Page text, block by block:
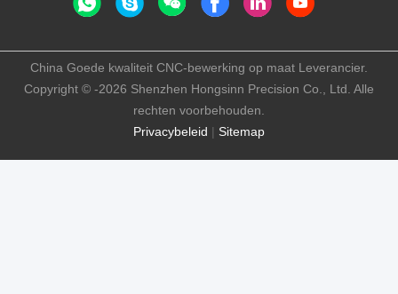
Privacybeleid | Sitemap
China Goede kwaliteit CNC-bewerking op maat Leverancier.
Copyright © -2026 Shenzhen Hongsinn Precision Co., Ltd. Alle
rechten voorbehouden.